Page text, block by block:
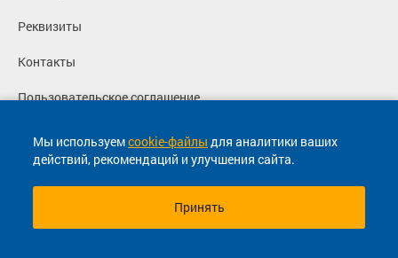
Мы используемcookie-файлы для аналитики ваших
действий, рекомендаций и улучшения сайта.
Принять
Реквизиты
Контакты
Пользовательское соглашение
Политика конфиденциальности
Согласие на маркетинговые сообщения
© 2013-2026, ООО "Капитал"- Онлайн сервис продажи